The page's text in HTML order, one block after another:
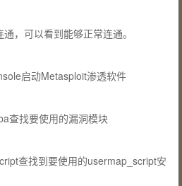
，可以看到能够正常连通。
启动Metasploit渗透软件
查找要使用的漏洞模块
查找到要使用的usermap_script安